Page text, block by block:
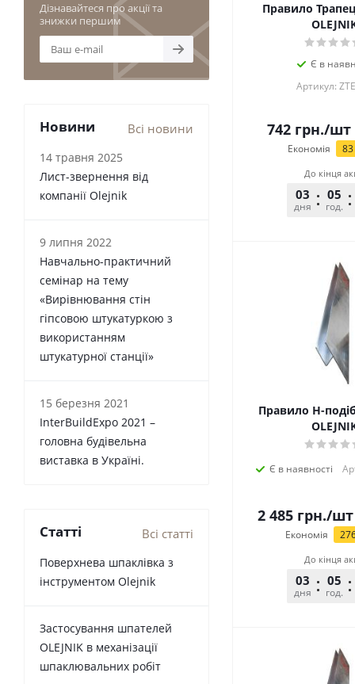
Правило
Є в
Артикул:
742 грн./шт
Економія 83
До кінця
03
дня
05
год.
Правило H-
Є в наявності
2 485грн./шт
Економія
До кінця
03
дня
05
год.
Дізнавайтеся про акції та
знижки першим
Новини Всі новини
14 травня 2025
Лист-звернення від
компанії Olejnik
9 липня 2022
Навчально-практичний
семінар на тему
«Вирівнювання стін
гіпсовою штукатуркою з
використанням
штукатурної станції»
15 березня 2021
InterBuildExpo 2021 –
головна будівельна
виставка в Україні.
Статті Всі статті
Поверхнева шпаклівка з
інструментом Olejnik
Застосування шпателей
OLEJNIK в механізації
шпаклювальних робіт